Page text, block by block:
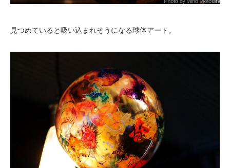
見つめていると吸い込まれそうになる球体アート。